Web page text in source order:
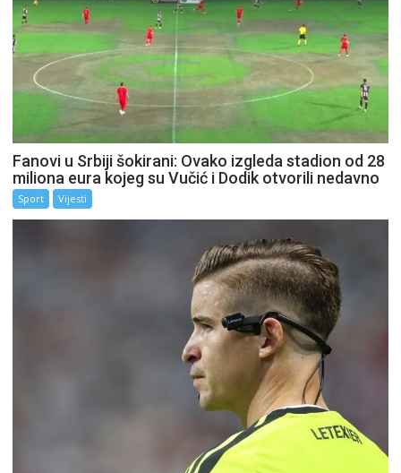
Fanovi u Srbiji šokirani: Ovako izgleda stadion od 28
miliona eura kojeg su Vučić i Dodik otvorili nedavno
Sport Vijesti